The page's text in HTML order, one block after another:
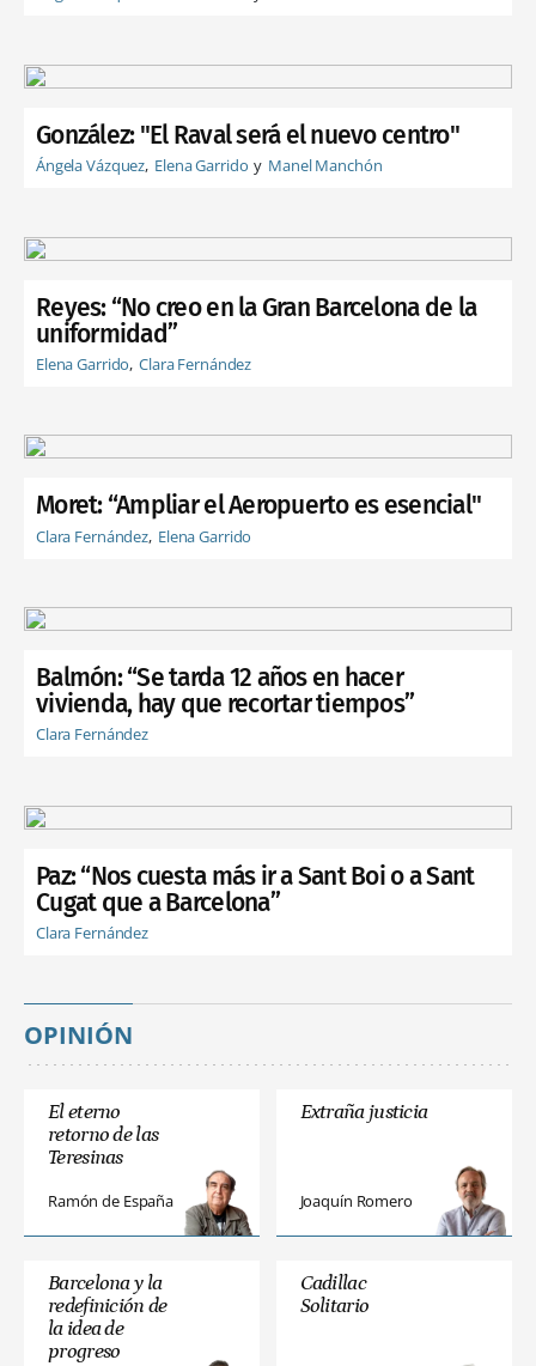
González: "El Raval será el nuevo centro"
Ángela Vázquez Elena Garrido Manel Manchón
Reyes: “No creo en la Gran Barcelona de la
uniformidad”
Elena Garrido Clara Fernández
Moret: “Ampliar el Aeropuerto es esencial"
Clara Fernández Elena Garrido
Balmón: “Se tarda 12 años en hacer
vivienda, hay que recortar tiempos”
Clara Fernández
Paz: “Nos cuesta más ir a Sant Boi o a Sant
Cugat que a Barcelona”
Clara Fernández
OPINIÓN
El eterno
retorno de las
Teresinas
Ramón de España
Extraña justicia
Joaquín Romero
Barcelona y la
redefinición de
la idea de
progreso
Cadillac
Solitario